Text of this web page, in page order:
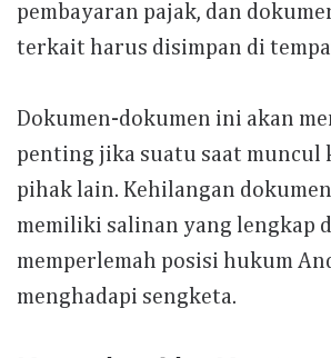
pembayaran pajak, dan
terkait harus disimpan di
Dokumen-dokumen ini akan
penting jika suatu saat muncul
pihak lain. Kehilangan
memiliki salinan yang lengkap
memperlemah posisi hukum
menghadapi sengketa.